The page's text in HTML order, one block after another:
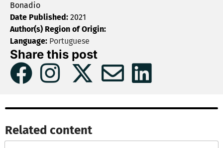
Bonadio
Date Published: 2021
Author(s) Region of Origin:
Language: Portuguese
Share this post
Related content​